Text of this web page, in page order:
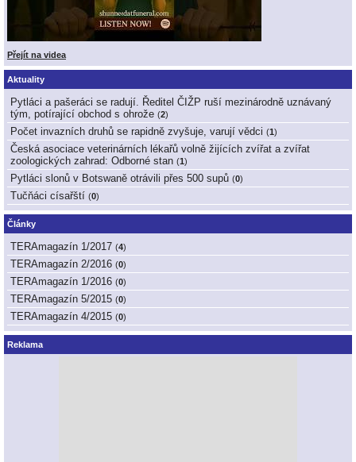
Přejít na videa
Aktuality
Pytláci a pašeráci se radují. Ředitel ČIŽP ruší mezinárodně uznávaný
tým, potírající obchod s ohrože (2)
Počet invazních druhů se rapidně zvyšuje, varují vědci (1 )
Česká asociace veterinárních lékařů volně žijících zvířat a zvířat
zoologických zahrad: Odborné stan (1 )
Pytláci slonů v Botswaně otrávili přes 500 supů (0)
Tučňáci císařští (0)
Články
TERAmagazín 1/2017 (4)
TERAmagazín 2/2016 (0)
TERAmagazín 1/2016 (0)
TERAmagazín 5/2015 (0)
TERAmagazín 4/2015 (0)
Reklama